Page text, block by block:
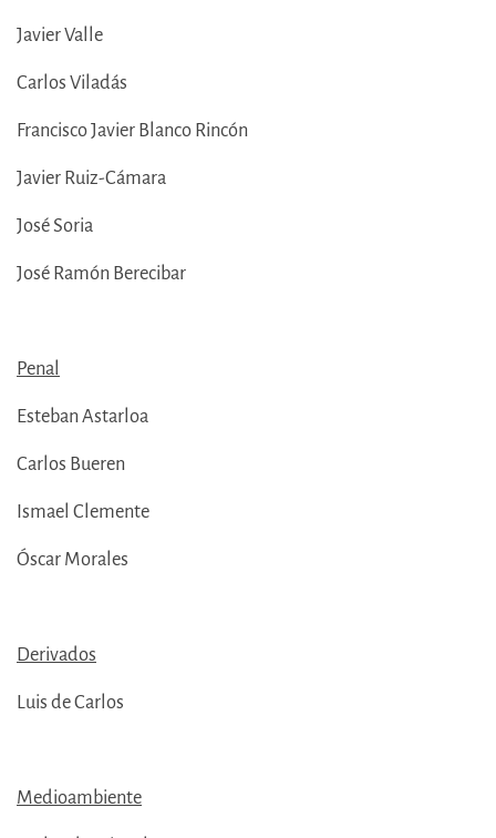
Javier Valle
Carlos Viladás
Francisco Javier Blanco Rincón
Javier Ruiz-Cámara
José Soria
José Ramón Berecibar
Penal
Esteban Astarloa
Carlos Bueren
Ismael Clemente
Óscar Morales
Derivados
Luis de Carlos
Medioambiente